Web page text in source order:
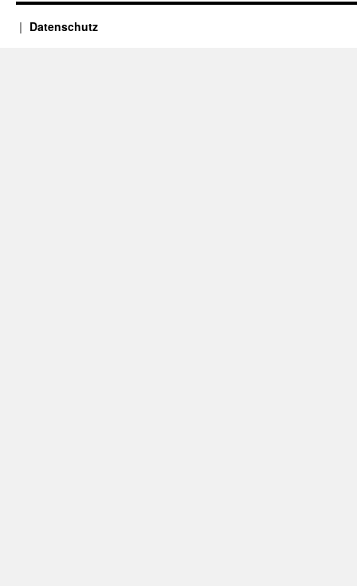
Datenschutz